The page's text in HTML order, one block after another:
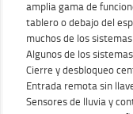
amplia gama de
tablero o debajo del
muchos de los
Algunos de los
Cierre y desbloqueo
Entrada remota sin
Sensores de lluvia y